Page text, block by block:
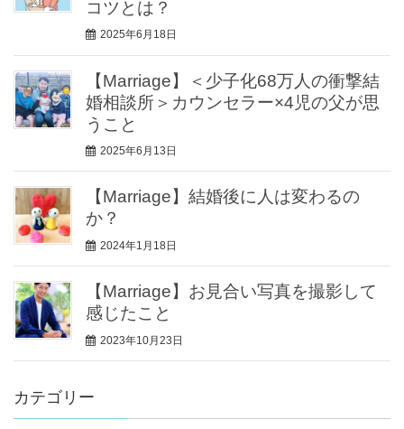
コツとは？
2025年6月18日
【Marriage】＜少子化68万人の衝撃結
婚相談所＞カウンセラー×4児の父が思
うこと
2025年6月13日
【Marriage】結婚後に人は変わるの
か？
2024年1月18日
【Marriage】お見合い写真を撮影して
感じたこと
2023年10月23日
カテゴリー